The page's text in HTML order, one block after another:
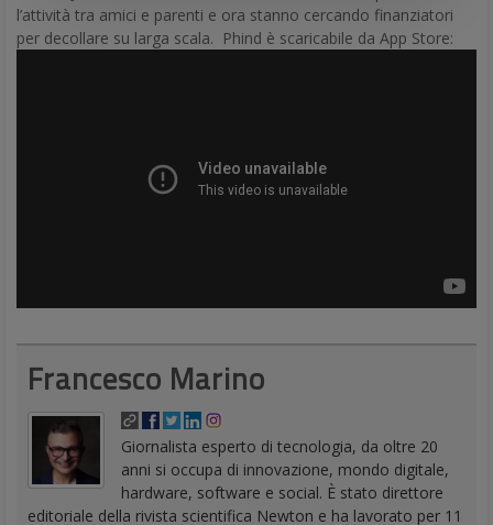
Giornalista esperto di tecnologia, da oltre 20
anni si occupa di innovazione, mondo digitale,
hardware, software e social. È stato direttore
editoriale della rivista scientifica Newton e ha lavorato per 11
anni al Gruppo Sole 24 Ore. È il fondatore e direttore
responsabile di Digitalic